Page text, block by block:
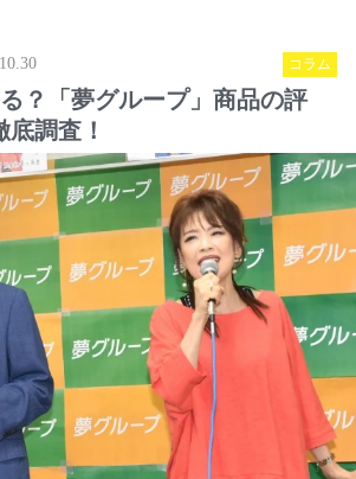
コラム
？「夢グループ」商品の評
調査！